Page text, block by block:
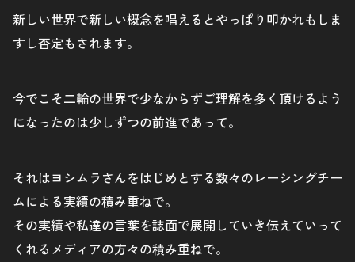
新しい世界で新しい概念を唱えるとやっぱり叩かれもしま
すし否定もされます。
今でこそ二輪の世界で少なからずご理解を多く頂けるよう
になったのは少しずつの前進であって。
それはヨシムラさんをはじめとする数々のレーシングチー
ムによる実績の積み重ねで。
その実績や私達の言葉を誌面で展開していき伝えていって
くれるメディアの方々の積み重ねで。